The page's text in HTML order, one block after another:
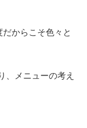
からこそ色々と
、メニューの考え